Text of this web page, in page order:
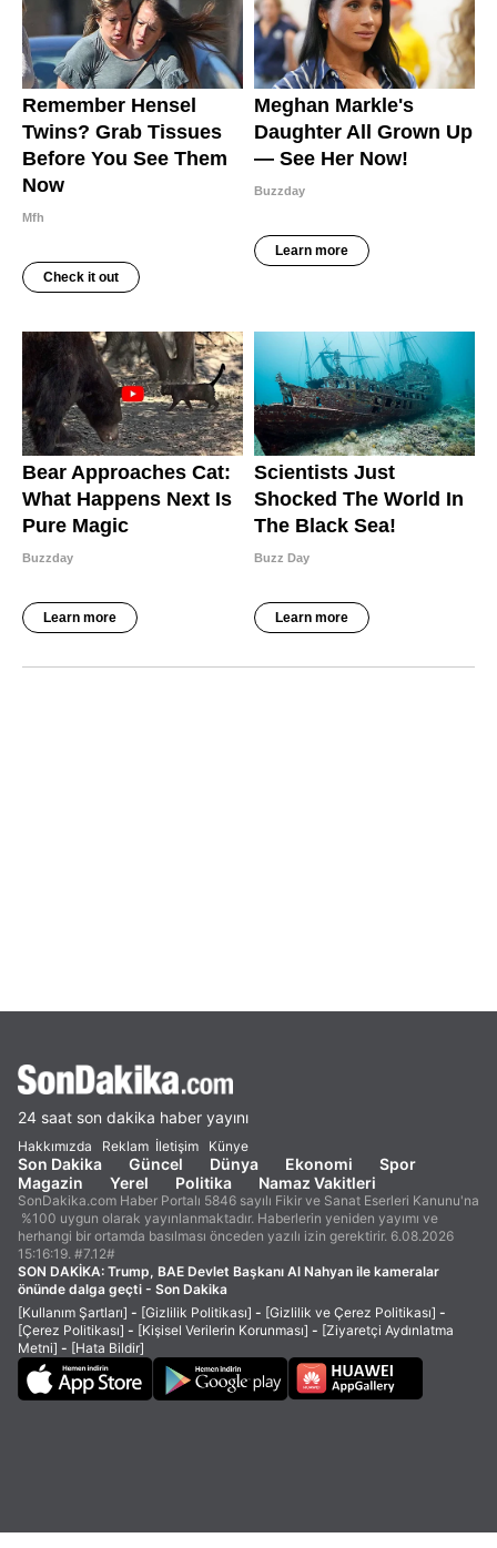
24 saat son dakika haber yayını
Hakkımızda Reklam İletişim Künye
Son Dakika Güncel Dünya Ekonomi
Spor
Magazin
Yerel Politika Namaz Vakitleri
SonDakika.com Haber Portalı 5846 sayılı Fikir ve Sanat Eserleri Kanunu'na
%100 uygun olarak yayınlanmaktadır. Haberlerin yeniden yayımı ve
herhangi bir ortamda basılması önceden yazılı izin gerektirir. 6.08.2026
15:16:19. #7.12#
SON DAKİKA: Trump, BAE Devlet Başkanı Al Nahyan ile kameralar
önünde dalga geçti - Son Dakika
[Kullanım Şartları] - [Gizlilik Politikası] - [Gizlilik ve Çerez Politikası] -
[Çerez Politikası] - [Kişisel Verilerin Korunması] - [Ziyaretçi Aydınlatma
Metni] - [Hata Bildir]